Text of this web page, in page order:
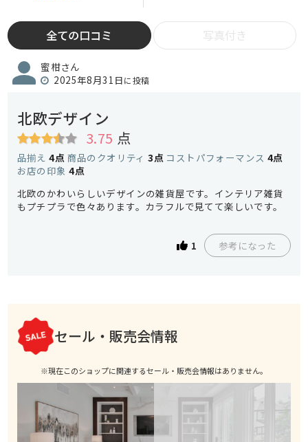
全ての口コミ 写真付き
蜜柑さん
2025年8月31日に投稿
北欧デザイン
3.75 点
品揃え 4点 商品のクオリティ 3点 コストパフォーマンス 4点
お店の印象 4点
北欧のかわいらしいデザインの雑貨屋です。インテリア雑貨
もプチプラで色々あります。カラフルで見てて楽しいです。
1 参考になった
セール・販売会情報
※現在このショップに関連するセール・販売会情報はありません。